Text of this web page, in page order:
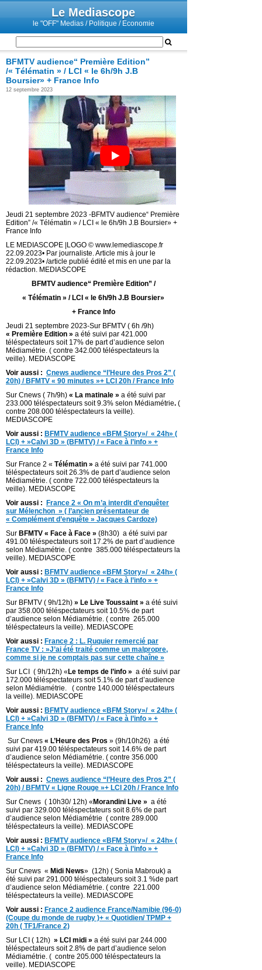
Le Mediascope
le "OFF" Medias / Politique / Economie
BFMTV audience“ Première Edition”
/« Télématin » / LCI « le 6h/9h J.B
Boursier» + France Info
12 septembre 2023
Jeudi 21 septembre 2023 -BFMTV audience“ Première
Edition” /« Télématin » / LCI « le 6h/9h J.B Boursier» +
France Info
LE MEDIASCOPE |LOGO © www.lemediascope.fr
22.09.2023• Par journaliste. Article mis à jour le
22.09.2023• /article publié édité et mis en une par la
rédaction. MEDIASCOPE
BFMTV audience“ Première Edition” /
« Télématin » / LCI « le 6h/9h J.B Boursier»
+ France Info
Jeudi 21 septembre 2023-Sur BFMTV ( 6h /9h)
« Première Edition » a été suivi par 421.000
téléspectateurs soit 17% de part d’audience selon
Médiamétrie. ( contre 342.000 téléspectateurs la
veille). MEDIASCOPE
Voir aussi : Cnews audience “l’Heure des Pros 2” (
20h) / BFMTV « 90 minutes »+ LCI 20h / France Info
Sur Cnews ( 7h/9h) « La matinale » a été suivi par
233.000 téléspectateurs soit 9.3% selon Médiamétrie. (
contre 208.000 téléspectateurs la veille).
MEDIASCOPE
Voir aussi : BFMTV audience «BFM Story»/ « 24h» (
LCI) + »Calvi 3D » (BFMTV) / « Face à l’info » +
France Info
Sur France 2 « Télématin » a été suivi par 741.000
téléspectateurs soit 26.3% de part d’audience selon
Médiamétrie. ( contre 722.000 téléspectateurs la
veille). MEDIASCOPE
Voir aussi :
France 2 « On m’a interdit d’enquêter
sur Mélenchon » ( l’ancien présentateur de
« Complément d’enquête » Jacques Cardoze)
Sur BFMTV « Face à Face » (8h30) a été suivi par
491.00 téléspectateurs soit 17.2% de part d’audience
selon Médiamétrie. ( contre 385.000 téléspectateurs la
veille). MEDIASCOPE
Voir aussi : BFMTV audience «BFM Story»/ « 24h» (
LCI) + »Calvi 3D » (BFMTV) / « Face à l’info » +
France Info
Sur BFMTV ( 9h/12h) » Le Live Toussaint » a été suivi
par 358.000 téléspectateurs soit 10.5% de part
d’audience selon Médiamétrie. ( contre 265.000
téléspectateurs la veille). MEDIASCOPE
Voir aussi : France 2 : L. Ruquier remercié par
France TV : »J’ai été traité comme un malpropre,
comme si je ne comptais pas sur cette chaîne »
Sur LCI ( 9h/12h) « Le temps de l’info » a été suivi par
172.000 téléspectateurs soit 5.1% de part d’audience
selon Médiamétrie. ( contre 140.000 téléspectateurs
la veille). MEDIASCOPE
Voir aussi : BFMTV audience «BFM Story»/ « 24h» (
LCI) + »Calvi 3D » (BFMTV) / « Face à l’info » +
France Info
Sur Cnews « L’Heure des Pros » (9h/10h26) a été
suivi par 419.00 téléspectateurs soit 14.6% de part
d’audience selon Médiamétrie. ( contre 356.000
téléspectateurs la veille). MEDIASCOPE
Voir aussi : Cnews audience “l’Heure des Pros 2” (
20h) / BFMTV « Ligne Rouge »+ LCI 20h / France Info
Sur Cnews ( 10h30/ 12h) « Morandini Live » a été
suivi par 329.000 téléspectateurs soit 8.6% de part
d’audience selon Médiamétrie ( contre 289.000
téléspectateurs la veille). MEDIASCOPE
Voir aussi : BFMTV audience «BFM Story»/ « 24h» (
LCI) + »Calvi 3D » (BFMTV) / « Face à l’info » +
France Info
Sur Cnews « Midi News» (12h) ( Sonia Mabrouk) a
été suivi par 291.000 téléspectateurs soit 3.1 %de part
d’audience selon Médiamétrie. ( contre 221.000
téléspectateurs la veille). MEDIASCOPE
Voir aussi : France 2 audience France/Namibie (96-0)
(Coupe du monde de rugby )+ « Quotidien/ TPMP +
20h ( TF1/France 2)
Sur LCI ( 12h) » LCI midi » a été suivi par 244.000
téléspectateurs soit 2.8% de part d’audience selon
Médiamétrie. ( contre 205.000 téléspectateurs la
veille). MEDIASCOPE